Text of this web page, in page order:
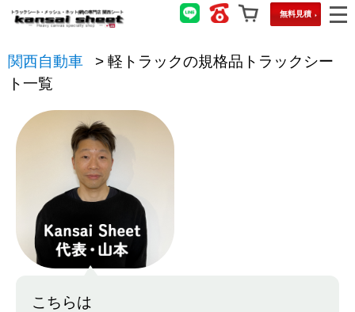
無料見積
関西自動車 > 軽トラックの規格品トラックシー
ト一覧
こちらは